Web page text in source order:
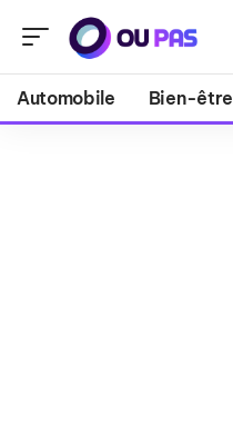
Automobile Bien-être